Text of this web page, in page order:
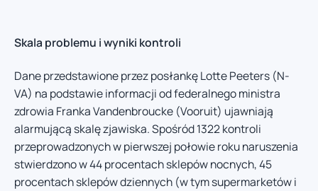
Skala problemu i wyniki kontroli
Dane przedstawione przez posłankę Lotte Peeters (N-
VA) na podstawie informacji od federalnego ministra
zdrowia Franka Vandenbroucke (Vooruit) ujawniają
alarmującą skalę zjawiska. Spośród 1322 kontroli
przeprowadzonych w pierwszej połowie roku naruszenia
stwierdzono w 44 procentach sklepów nocnych, 45
procentach sklepów dziennych (w tym supermarketów i